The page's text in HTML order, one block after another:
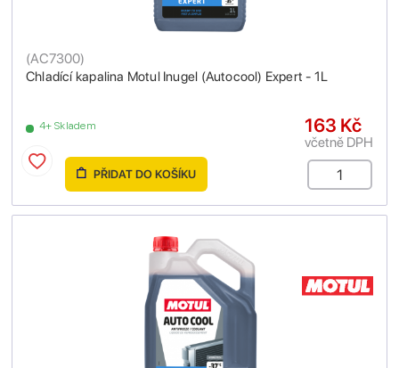
Chladící kapalina Motul Inugel (Autocool) Expert - 1L
(AC7300)
4+ Skladem 163 Kč
včetně DPH
PŘIDAT DO KOŠÍKU